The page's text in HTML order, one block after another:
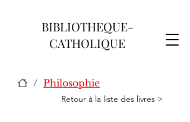
BIBLIOTHEQUE-
CATHOLIQUE
/ Philosophie
Retour à la liste des livres >